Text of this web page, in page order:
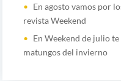
En agosto vamos por
revista Weekend
En Weekend de julio
matungos del invierno